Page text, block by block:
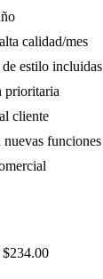
calidad/mes
estilo incluidas
prioritaria
cliente
nuevas funciones